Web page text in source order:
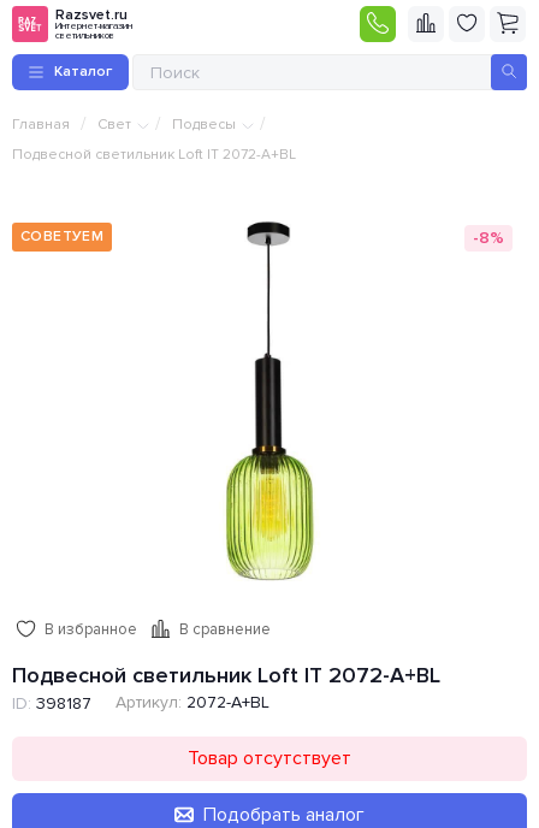
Razsvet.ru
Интернет-магазин
светильников
Каталог
Главная / Свет / Подвесы /
Подвесной светильник Loft IT 2072-A+BL
СОВЕТУЕМ -8%
В избранное В сравнение
Подвесной светильник Loft IT 2072-A+BL
ID: 398187 Артикул: 2072-A+BL
Товар отсутствует
Подобрать аналог